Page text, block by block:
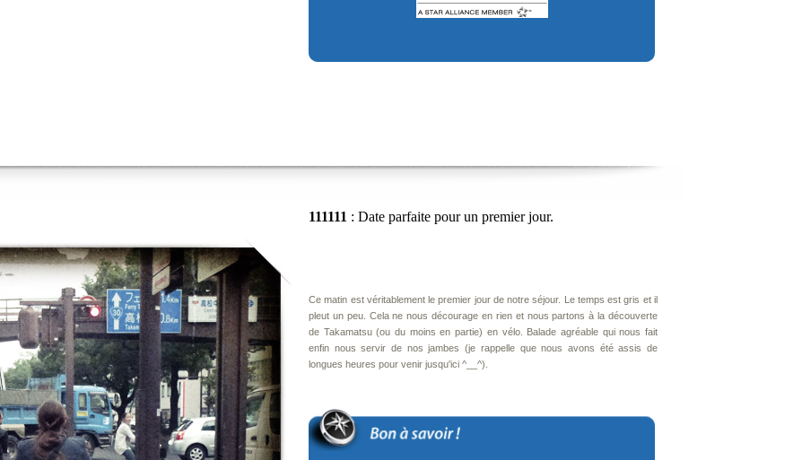
111111 : Date parfaite pour un premier jour.
Ce matin est véritablement le premier jour de notre séjour. Le temps est gris et il
pleut un peu. Cela ne nous décourage en rien et nous partons à la découverte
de Takamatsu (ou du moins en partie) en vélo. Balade agréable qui nous fait
enfin nous servir de nos jambes (je rappelle que nous avons été assis de
longues heures pour venir jusqu'ici ^__^).